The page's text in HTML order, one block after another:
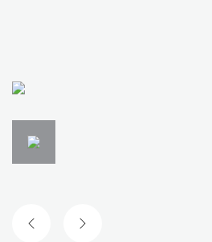
ANKSTESNĖ SKAIDRĖ
KITA SKAIDRĖ